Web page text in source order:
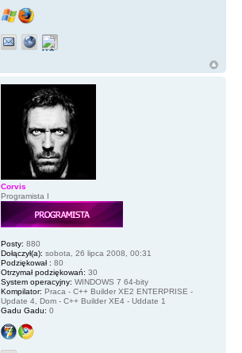
Corvis
Programista I
Posty: 880
Dołączył(a): sobota, 26 lipca 2008, 00:31
Podziękował : 80
Otrzymał podziękowań: 30
System operacyjny: WINDOWS 7 64-bity
Kompilator: Praca - C++ Builder XE2 ENTERPRISE -
Update 4, Dom - C++ Builder XE4 - Uddate 1
Gadu Gadu: 0